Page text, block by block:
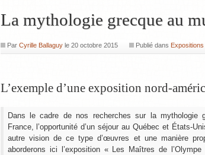
La mythologie grecque au
Par Cyrille Ballaguyle 20 octobre 2015 Publié dansExpositions
L’exemple d’une exposition nord-
Dans le cadre de nos recherches sur la mythologie
France, l’opportunité d’un séjour au Québec et États-
autre vision de ce type d’œuvres et une manière
aborderons ici l’exposition « Les Maîtres de